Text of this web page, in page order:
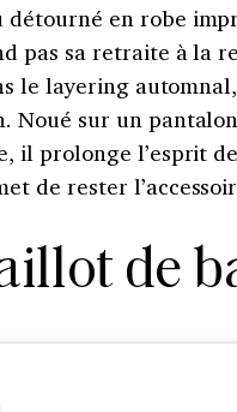
détourné en robe
pas sa retraite à la
le layering
Noué sur un
il prolonge l’esprit
de rester
de